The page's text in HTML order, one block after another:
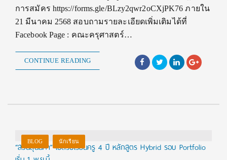
การสมัคร https://forms.gle/BLzy2qwr2oCXjPK76 ภายใน
21 มีนาคม 2568 สอบถามรายละเอียดเพิ่มเติมได้ที่
Facebook Page : คณะครุศาสตร์…
CONTINUE READING
BLOG นักเรียน
“สวนสุนันทา” เปิดรับเรียนครู 4 ปี หลักสูตร Hybrid รอบ Portfolio